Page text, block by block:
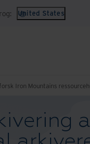
United States
Iron Mountains